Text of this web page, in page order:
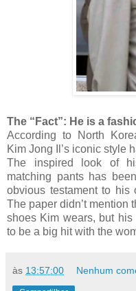
The “Fact”: He is a
According to North
Kim Jong Il’s iconic style
The inspired look of
matching pants has
obvious testament to his
The paper didn’t mention
shoes Kim wears, but
to be a big hit with the
às 13:57:00 Nenhum